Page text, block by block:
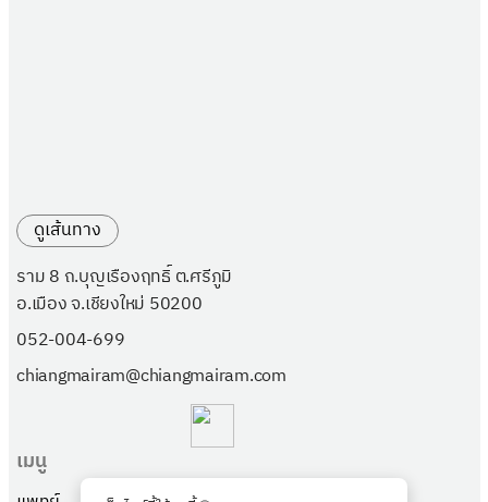
เมนู
ดูเส้นทาง
ราม 8 ถ.บุญเรืองฤทธิ์ ต.ศรีภูมิ
อ.เมือง จ.เชียงใหม่ 50200
052-004-699
chiangmairam@chiangmairam.com